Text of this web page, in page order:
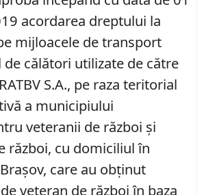
acordarea dreptului la
mijloacele de transport
de călători utilizate de către
S.A., pe raza teritorial
a municipiului
veteranii de război şi
război, cu domiciliul în
care au obţinut
veteran de război în baza